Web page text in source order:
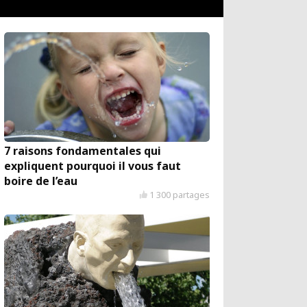
7 raisons fondamentales qui
expliquent pourquoi il vous faut
boire de l’eau
1 300 partages